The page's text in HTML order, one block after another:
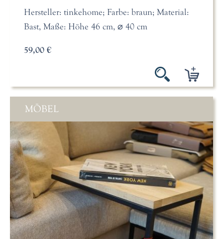
Hersteller: tinkehome; Farbe: braun; Material:
Bast, Maße: Höhe 46 cm, ⌀ 40 cm
59,00 €
MÖBEL